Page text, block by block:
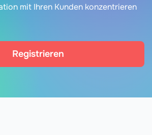
mit Ihren Kunden konzentrieren
Registrieren